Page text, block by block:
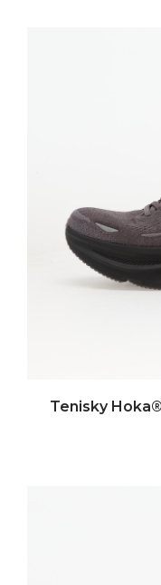
Tenisky